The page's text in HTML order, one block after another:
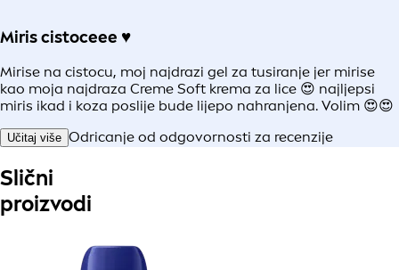
Miris cistoceee ♥️
Mirise na cistocu, moj najdrazi gel za tusiranje jer mirise
kao moja najdraza Creme Soft krema za lice 😍 najljepsi
miris ikad i koza poslije bude lijepo nahranjena. Volim 😍😍
Učitaj više Odricanje od odgovornosti za recenzije
Slični
proizvodi